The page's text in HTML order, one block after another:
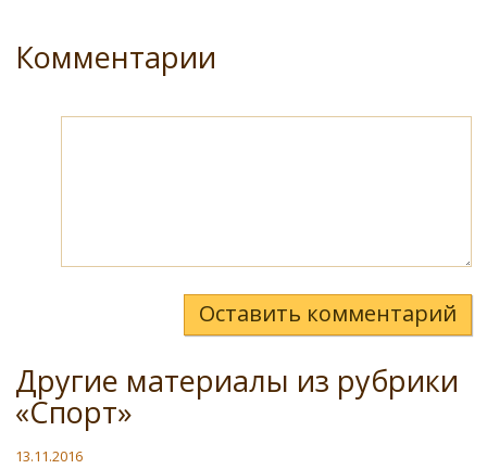
Комментарии
Оставить комментарий
Другие материалы из рубрики
«Спорт»
13.11.2016